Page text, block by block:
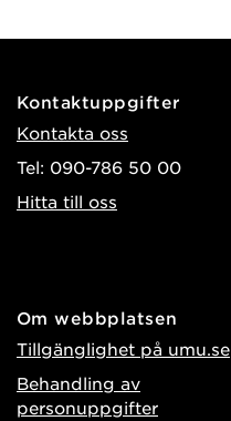
Kontaktuppgifter
Kontakta oss
Tel: 090-786 50 00
Hitta till oss
Om webbplatsen
Tillgänglighet på umu.se
Behandling av
personuppgifter